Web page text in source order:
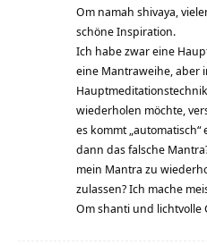
Om namah shivaya,
schöne Inspiration.
Ich habe zwar eine
eine Mantraweihe, aber
wiederholen möchte,
es kommt
dann das falsche
mein Mantra zu
zulassen? Ich mache
Om shanti und lichtvolle